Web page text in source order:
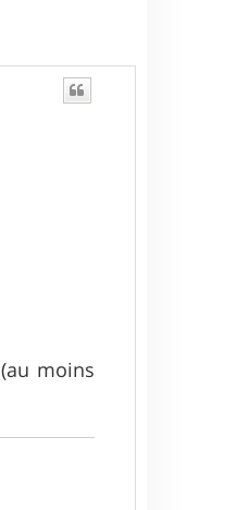
(au moins